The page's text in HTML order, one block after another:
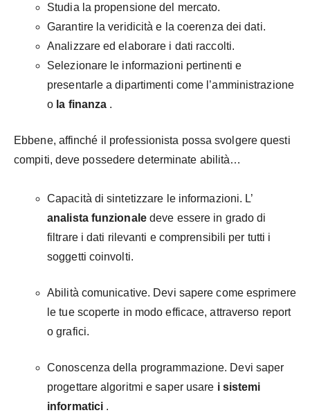
Studia la propensione del mercato.
Garantire la veridicità e la coerenza dei dati.
Analizzare ed elaborare i dati raccolti.
Selezionare le informazioni pertinenti e
presentarle a dipartimenti come l’amministrazione
o la finanza .
Ebbene, affinché il professionista possa svolgere questi
compiti, deve possedere determinate abilità…
Capacità di sintetizzare le informazioni. L’
analista funzionaledeve essere in grado di
filtrare i dati rilevanti e comprensibili per tutti i
soggetti coinvolti.
Abilità comunicative. Devi sapere come esprimere
le tue scoperte in modo efficace, attraverso report
o grafici.
Conoscenza della programmazione. Devi saper
progettare algoritmi e saper usare i sistemi
informatici .